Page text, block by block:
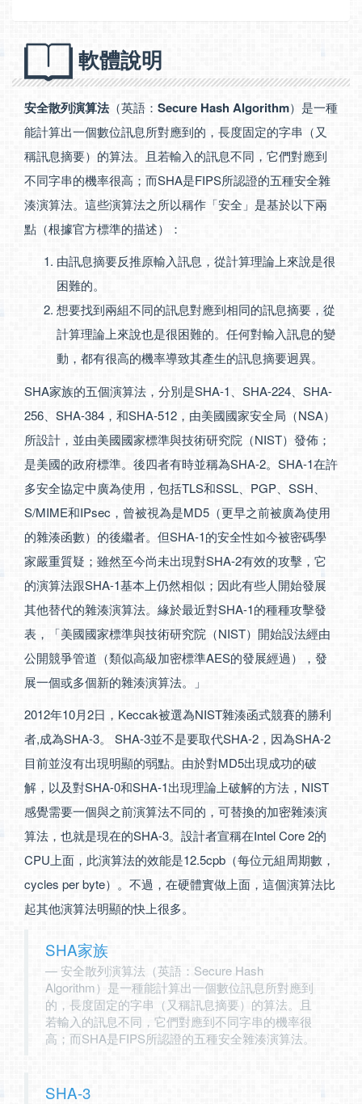
軟體說明
安全散列演算法（英語： Secure Hash Algorithm）是一種
能計算出一個數位訊息所對應到的，長度固定的字串（又
稱訊息摘要）的算法。且若輸入的訊息不同，它們對應到
不同字串的機率很高；而SHA是FIPS所認證的五種安全雜
湊演算法。這些演算法之所以稱作「安全」是基於以下兩
點（根據官方標準的描述）：
由訊息摘要反推原輸入訊息，從計算理論上來說是很
困難的。
想要找到兩組不同的訊息對應到相同的訊息摘要，從
計算理論上來說也是很困難的。任何對輸入訊息的變
動，都有很高的機率導致其產生的訊息摘要迥異。
SHA家族的五個演算法，分別是SHA-1、SHA-224、SHA-
256、SHA-384，和SHA-512，由美國國家安全局（NSA）
所設計，並由美國國家標準與技術研究院（NIST）發佈；
是美國的政府標準。後四者有時並稱為SHA-2。SHA-1在許
多安全協定中廣為使用，包括TLS和SSL、PGP、SSH、
S/MIME和IPsec，曾被視為是MD5（更早之前被廣為使用
的雜湊函數）的後繼者。但SHA-1的安全性如今被密碼學
家嚴重質疑；雖然至今尚未出現對SHA-2有效的攻擊，它
的演算法跟SHA-1基本上仍然相似；因此有些人開始發展
其他替代的雜湊演算法。緣於最近對SHA-1的種種攻擊發
表，「美國國家標準與技術研究院（NIST）開始設法經由
公開競爭管道（類似高級加密標準AES的發展經過），發
展一個或多個新的雜湊演算法。」
2012年10月2日，Keccak被選為NIST雜湊函式競賽的勝利
者,成為SHA-3。 SHA-3並不是要取代SHA-2，因為SHA-2
目前並沒有出現明顯的弱點。由於對MD5出現成功的破
解，以及對SHA-0和SHA-1出現理論上破解的方法，NIST
感覺需要一個與之前演算法不同的，可替換的加密雜湊演
算法，也就是現在的SHA-3。設計者宣稱在Intel Core 2的
CPU上面，此演算法的效能是12.5cpb（每位元組周期數，
cycles per byte）。不過，在硬體實做上面，這個演算法比
起其他演算法明顯的快上很多。
SHA家族
安全散列演算法（英語：Secure Hash
Algorithm）是一種能計算出一個數位訊息所對應到
的，長度固定的字串（又稱訊息摘要）的算法。且
若輸入的訊息不同，它們對應到不同字串的機率很
高；而SHA是FIPS所認證的五種安全雜湊演算法。
SHA-3